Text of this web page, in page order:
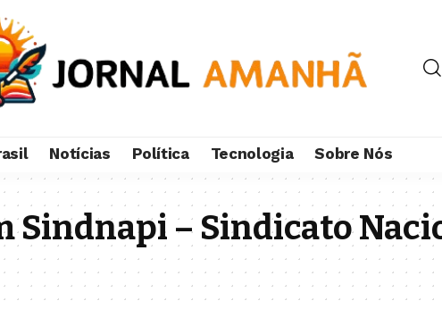
Notícias Política Tecnologia Sobre Nós
Sindnapi – Sindicato